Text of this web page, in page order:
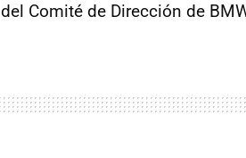
del Comité de Dirección de